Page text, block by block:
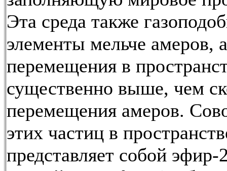
Эта среда также
элементы мельче амеров,
перемещения в
существенно выше, чем
перемещения амеров.
этих частиц в
представляет собой эфир-